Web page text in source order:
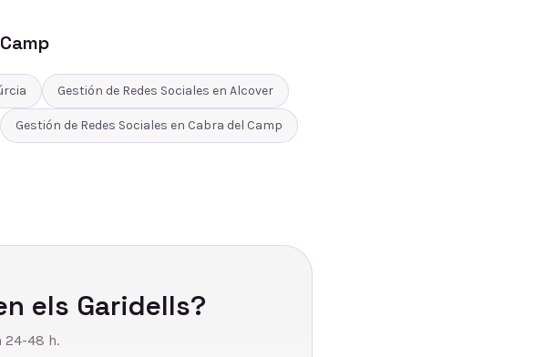
Gestión de Redes Sociales en Alcover
Gestión de Redes Sociales en Cabra del Camp
els Garidells?
24-48 h.